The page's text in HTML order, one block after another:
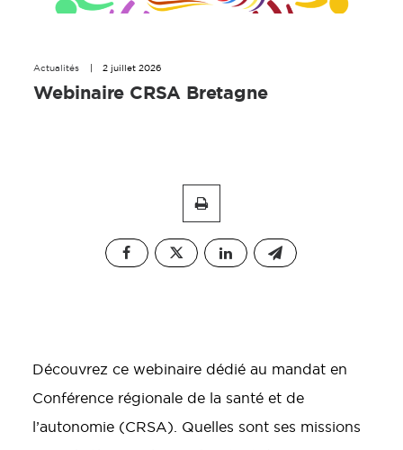
Actualités 2 juillet 2026
Webinaire CRSA Bretagne
Découvrez ce webinaire dédié au mandat en
Conférence régionale de la santé et de
l’autonomie (CRSA). Quelles sont ses missions